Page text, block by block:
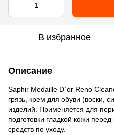
В избранное
Описание
Saphir Medaille D`or Reno
грязь, крем для обуви (воски,
изделий. Применяется для
подготовки гладкой кожи
средств по уходу.